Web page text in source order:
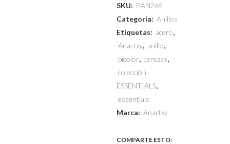
SKU: BAN265
Categoría: Anillos
Etiquetas: acero,
Anartxy, anillo,
bicolor, cerezas,
colección
ESSENTIALS,
essentials
Marca: Anartxy
COMPARTE ESTO: